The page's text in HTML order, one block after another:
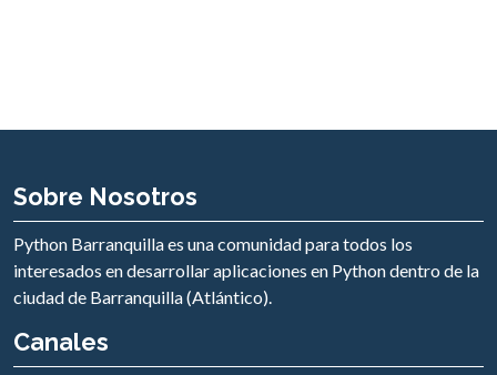
Sobre Nosotros
Python Barranquilla es una comunidad para todos los
interesados en desarrollar aplicaciones en Python dentro de la
ciudad de Barranquilla (Atlántico).
Canales